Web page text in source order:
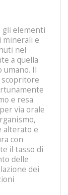
gli elementi
minerali e
nel
a quella
umano. Il
scopritore
e resa
via orale
alterato e
con
il tasso di
delle
dei